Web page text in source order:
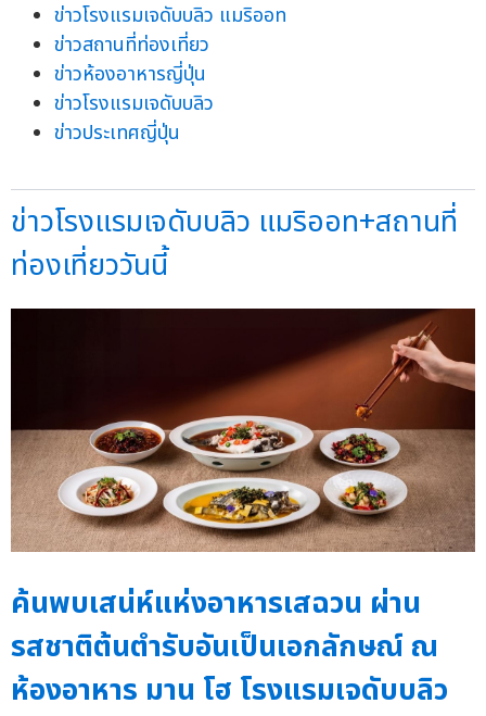
ข่าวโรงแรมเจดับบลิว แมริออท
ข่าวสถานที่ท่องเที่ยว
ข่าวห้องอาหารญี่ปุ่น
ข่าวโรงแรมเจดับบลิว
ข่าวประเทศญี่ปุ่น
ข่าวโรงแรมเจดับบลิว แมริออท+สถานที่
ท่องเที่ยววันนี้
ค้นพบเสน่ห์แห่งอาหารเสฉวน ผ่าน
รสชาติต้นตำรับอันเป็นเอกลักษณ์ ณ
ห้องอาหาร มาน โฮ โรงแรมเจดับบลิว